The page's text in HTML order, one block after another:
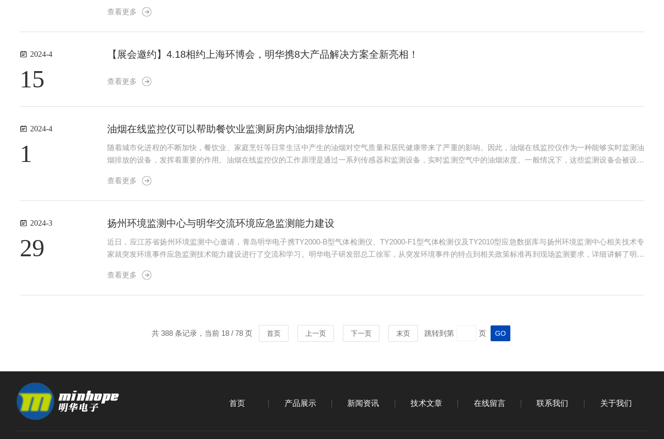
先进的数据处理技术，能够快速准确...
查看更多
2024-4
15
【展会邀约】4.18相约上海环博会，明华携8大产品解决方案全新亮相！
查看更多
2024-4
1
油烟在线监控仪可以帮助餐饮业监测厨房内油烟排放情况
随着城市化进程的不断加快，餐饮业、家庭烹饪等日常生活中产生的油烟对空气质量和居民健康带来了严重的影响。因此，油烟在线监控仪作为一种能够实时监测油
烟排放的设备，发挥着重要的作用。油烟在线监控仪的工作原理是通过一系列传感器和监测设备，实时监测空气中的油烟浓度。一般情况下，这些监测设备会被设置
时监测和预警的功能，有助于降低油烟对环境和居民健...
查看更多
2024-3
29
扬州环境监测中心与明华交流环境应急监测能力建设
近日，应江苏省扬州环境监测中心邀请，青岛明华电子携TY2000-B型气体检测仪、TY2000-F1型气体检测仪及TY2010型应急数据库与扬州环境监测中心相关技术专
家就突发环境事件应急监测技术能力建设进行了交流和学习。明华电子研发部总工徐军，从突发环境事件的特点到相关政策标准再到现场监测要求，详细讲解了明华
设备信息、同类可借鉴...
查看更多
共 388 条记录，当前 18 / 78 页 首页 上一页 下一页 末页 跳转到第 页
首页 产品展示 新闻资讯 技术文章 在线留言 联系我们 关于我们